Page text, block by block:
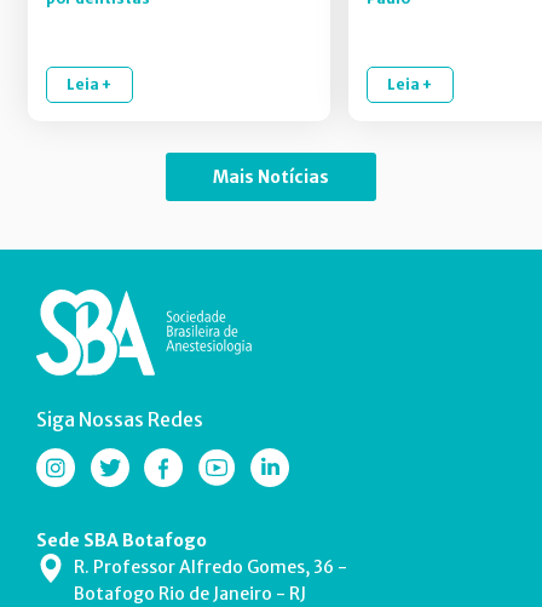
Leia + Leia +
Mais Notícias
Siga Nossas Redes
Sede SBA Botafogo
R. Professor Alfredo Gomes, 36 -
Botafogo Rio de Janeiro - RJ